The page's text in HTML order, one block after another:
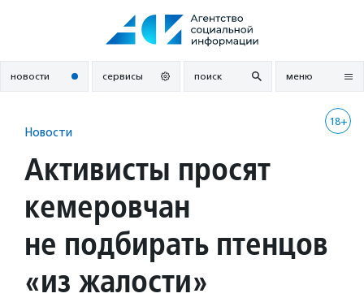
новости сервисы поиск меню
18+
Новости
Активисты просят
кемеровчан
не подбирать птенцов
«из жалости»